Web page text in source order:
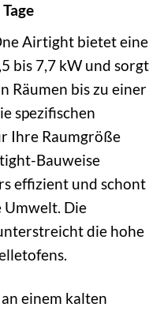
Airtight bietet eine
bis 7,7 kW und sorgt
Räumen bis zu einer
spezifischen
Ihre Raumgröße
Bauweise
effizient und schont
Umwelt. Die
die hohe
einem kalten